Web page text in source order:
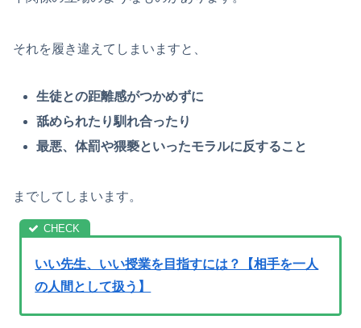
それを履き違えてしまいますと、
生徒との距離感がつかめずに
舐められたり馴れ合ったり
最悪、体罰や猥褻といったモラルに反すること
までしてしまいます。
いい先生、いい授業を目指すには？【相手を一人
の人間として扱う】